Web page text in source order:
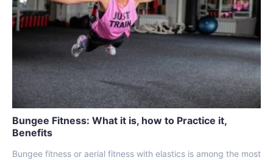
Bungee Fitness: What it is, how to Practice it,
Benefits
Bungee fitness or aerial fitness with elastics is among the most